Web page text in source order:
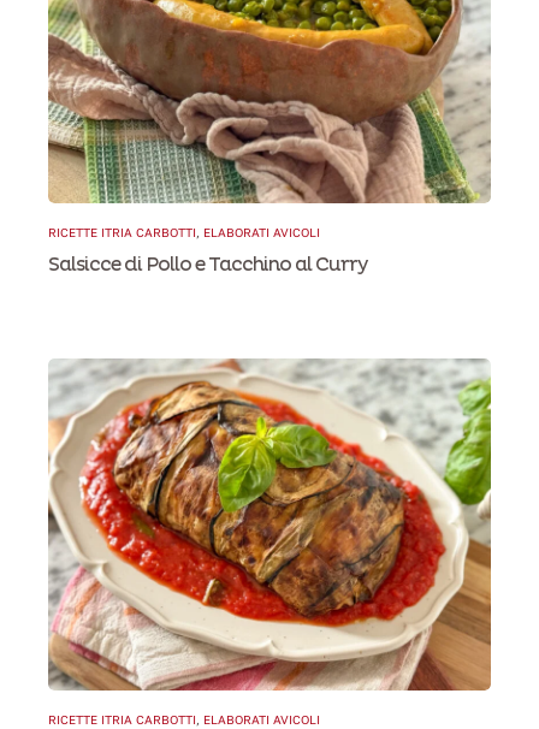
RICETTE ITRIA CARBOTTI ELABORATI AVICOLI
Salsicce di Pollo e Tacchino al Curry
RICETTE ITRIA CARBOTTI ELABORATI AVICOLI